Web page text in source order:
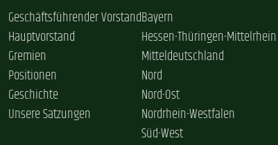
Geschäftsführender Vorstand
Hauptvorstand
Gremien
Positionen
Geschichte
Unsere Satzungen
Bayern
Hessen-Thüringen-Mittelrhein
Mitteldeutschland
Nord
Nord-Ost
Nordrhein-Westfalen
Süd-West